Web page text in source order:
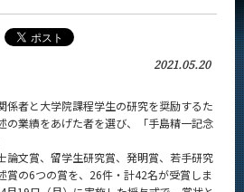
2021.05.20
係者と大学院課程学生の研究を奨励するた
の業績をあげた者を選び、「手島精一記念
論文賞、留学生研究賞、発明賞、若手研究
賞の6つの賞を、26件・計42名が受賞しま